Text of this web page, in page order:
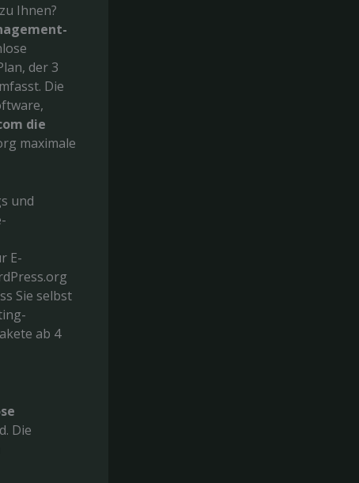
Ihnen?
der 3
Die
die
maximale
und
E-
Sie selbst
ab 4
Die